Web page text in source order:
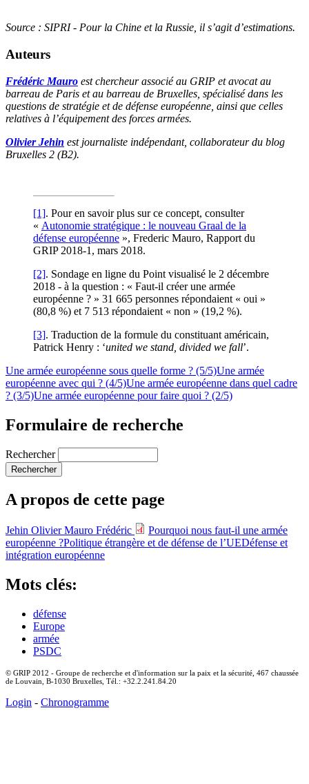
Source : SIPRI - Pour la Chine et la Russie, il s’agit d’estimations.
Auteurs
Frédéric Mauro est chercheur associé au GRIP et avocat au
barreau de Paris et au barreau de Bruxelles, spécialisé dans les
questions de stratégie et de défense européenne, ainsi que celles
relatives à l’équipement des forces armées.
Olivier Jehin est journaliste indépendant, collaborateur du blog
Bruxelles 2 (B2).
[1]. Pour en savoir plus sur ce concept, consulter
« Autonomie stratégique : le nouveau Graal de la
défense européenne », Frederic Mauro, Rapport du
GRIP 2018-1, mars 2018.
[2]. Sondage en ligne du Point visualisé le 2 décembre
2018 - à la question : « Faut-il créer une armée
européenne ? » 31 665 personnes répondaient « oui »
(80,8 %) et 7 513 répondaient « non » (19,2 %).
[3]. Traduction de la formule du constituant américain,
Patrick Henry : ‘united we stand, divided we fall’.
Une armée européenne sous quelle forme ? (5/5)Une armée
européenne avec qui ? (4/5)Une armée européenne dans quel cadre
? (3/5)Une armée européenne pour faire quoi ? (2/5)
Formulaire de recherche
Rechercher
A propos de cette page
Jehin OlivierMauro Frédéric
Pourquoi nous faut-il une armée
européenne ?Politique étrangère et de défense de l’UEDéfense et
intégration européenne
Mots clés:
défense
Europe
armée
PSDC
© GRIP 2012 - Groupe de recherche et d'information sur la paix et la sécurité, 467 chaussée
de Louvain, B-1030 Bruxelles, Tél.: +32.2.241.84.20
Login - Chronogramme